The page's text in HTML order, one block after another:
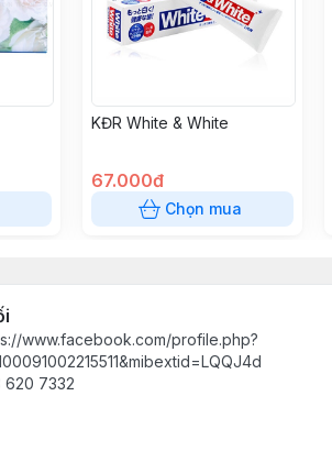
KĐR White & White
67.000đ
Chọn mua
www.facebook.com/profile.php?
620 7332